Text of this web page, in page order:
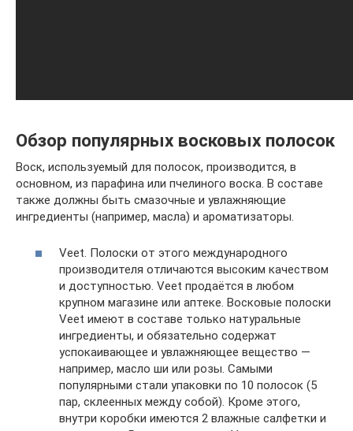
Обзор популярных восковых полосок
Воск, используемый для полосок, производится, в
основном, из парафина или пчелиного воска. В составе
также должны быть смазочные и увлажняющие
ингредиенты (например, масла) и ароматизаторы.
Veet. Полоски от этого международного
производителя отличаются высоким качеством
и доступностью. Veet продаётся в любом
крупном магазине или аптеке. Восковые полоски
Veet имеют в составе только натуральные
ингредиенты, и обязательно содержат
успокаивающее и увлажняющее вещество —
например, масло ши или розы. Самыми
популярными стали упаковки по 10 полосок (5
пар, склеенных между собой). Кроме этого,
внутри коробки имеются 2 влажные салфетки и